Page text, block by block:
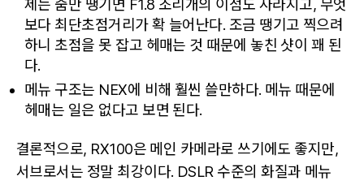
제는 줌만 땡기면 F1.8 조리개의 이점도 사라지고, 무엇
보다 최단초점거리가 확 늘어난다. 조금 땡기고 찍으려
하니 초점을 못 잡고 헤매는 것 때문에 놓친 샷이 꽤 된
다.
메뉴 구조는 NEX에 비해 훨씬 쓸만하다. 메뉴 때문에
헤매는 일은 없다고 보면 된다.
결론적으로, RX100은 메인 카메라로 쓰기에도 좋지만,
서브로서는 정말 최강이다. DSLR 수준의 화질과 메뉴